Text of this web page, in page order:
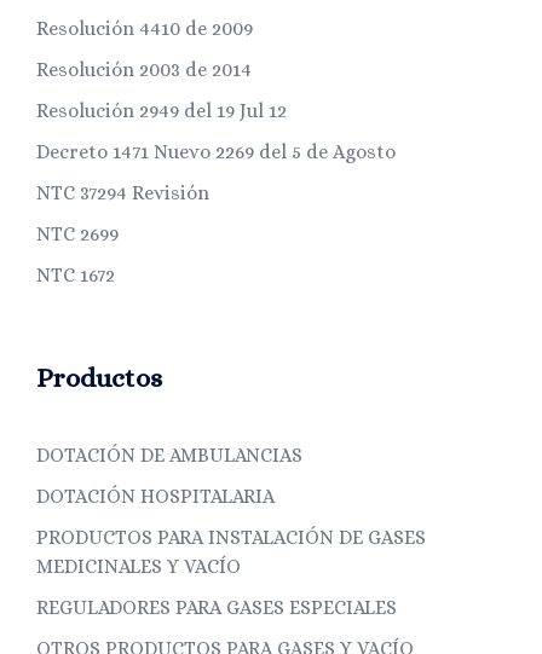
Resolución 4410 de 2009
Resolución 2003 de 2014
Resolución 2949 del 19 Jul 12
Decreto 1471 Nuevo 2269 del 5 de Agosto
NTC 37294 Revisión
NTC 2699
NTC 1672
Productos
DOTACIÓN DE AMBULANCIAS
DOTACIÓN HOSPITALARIA
PRODUCTOS PARA INSTALACIÓN DE GASES
MEDICINALES Y VACÍO
REGULADORES PARA GASES ESPECIALES
OTROS PRODUCTOS PARA GASES Y VACÍO